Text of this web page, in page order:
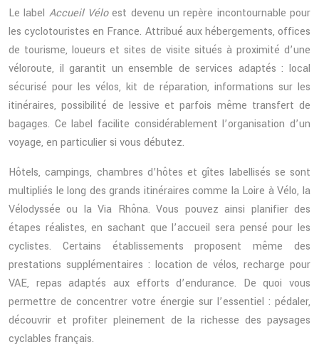
Le label Accueil Véloest devenu un repère incontournable pour
les cyclotouristes en France. Attribué aux hébergements, offices
de tourisme, loueurs et sites de visite situés à proximité d’une
véloroute, il garantit un ensemble de services adaptés : local
sécurisé pour les vélos, kit de réparation, informations sur les
itinéraires, possibilité de lessive et parfois même transfert de
bagages. Ce label facilite considérablement l’organisation d’un
voyage, en particulier si vous débutez.
Hôtels, campings, chambres d’hôtes et gîtes labellisés se sont
multipliés le long des grands itinéraires comme la Loire à Vélo, la
Vélodyssée ou la Via Rhôna. Vous pouvez ainsi planifier des
étapes réalistes, en sachant que l’accueil sera pensé pour les
cyclistes. Certains établissements proposent même des
prestations supplémentaires : location de vélos, recharge pour
VAE, repas adaptés aux efforts d’endurance. De quoi vous
permettre de concentrer votre énergie sur l’essentiel : pédaler,
découvrir et profiter pleinement de la richesse des paysages
cyclables français.